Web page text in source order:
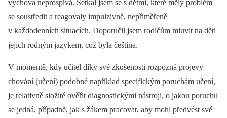
výchova neprospívá. Setkal jsem se s dětmi, které měly problém
se soustředit a reagovaly impulzivně, nepřiměřeně
v každodenních situacích. Doporučil jsem rodičům mluvit na děti
jejich rodným jazykem, což byla čeština.
V momentě, kdy učitel díky své zkušenosti rozpozná projevy
chování (učení) podobné například specifickým poruchám učení,
je relativně složité ověřit diagnostickými nástroji, o jakou poruchu
se jedná, případně, jak s žákem pracovat, aby mohl předvést své